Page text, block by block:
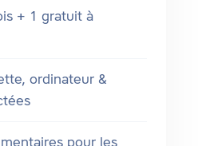
+ 1 gratuit à
ordinateur &
pour les